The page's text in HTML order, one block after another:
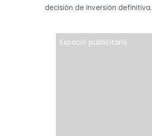
decisión de inversión definitiva.
Espacio publicitario